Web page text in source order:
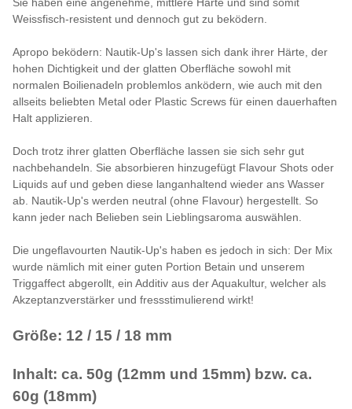
Weissfisch-resistent und dennoch gut zu beködern.
Apropo beködern: Nautik-Up's lassen sich dank ihrer Härte, der
hohen Dichtigkeit und der glatten Oberfläche sowohl mit
normalen Boilienadeln problemlos anködern, wie auch mit den
allseits beliebten Metal oder Plastic Screws für einen dauerhaften
Halt applizieren.
Doch trotz ihrer glatten Oberfläche lassen sie sich sehr gut
nachbehandeln. Sie absorbieren hinzugefügt Flavour Shots oder
Liquids auf und geben diese langanhaltend wieder ans Wasser
ab. Nautik-Up's werden neutral (ohne Flavour) hergestellt. So
kann jeder nach Belieben sein Lieblingsaroma auswählen.
Die ungeflavourten Nautik-Up's haben es jedoch in sich: Der Mix
wurde nämlich mit einer guten Portion Betain und unserem
Triggaffect abgerollt, ein Additiv aus der Aquakultur, welcher als
Akzeptanzverstärker und fressstimulierend wirkt!
Größe: 12 / 15 / 18 mm
Inhalt: ca. 50g (12mm und 15mm) bzw. ca.
60g (18mm)